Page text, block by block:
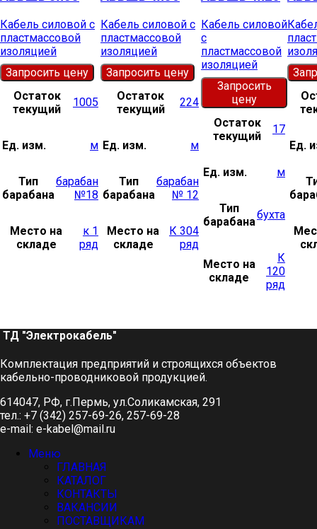
Кабель силовой с
пластмассовой
изоляцией
Запросить цену
Остаток
текущий
1005
Ед. изм. м
Тип
барабана
барабан
№18
Место на
складе
к 1
ряд
Кабель силовой с
пластмассовой
изоляцией
Запросить цену
Остаток
текущий
224
Ед. изм. м
Тип
барабана
барабан
№ 12
Место на
складе
К 304
ряд
Кабель силовой
с
пластмассовой
изоляцией
Запросить
цену
Остаток
текущий
17
Ед. изм. м
Тип
барабанабухта
Место на
складе
К
120
ряд
Ед.
ТД "Электрокабель"​
Комплектация предприятий и строящихся объектов
кабельно-проводниковой продукцией.
614047, РФ, г.Пермь, ул.Соликамская, 291
тел.: +7 (342) 257-69-26, 257-69-28
e-mail: e-kabel@mail.ru
Меню
ГЛАВНАЯ
КАТАЛОГ
КОНТАКТЫ
ВАКАНСИИ
ПОСТАВЩИКАМ